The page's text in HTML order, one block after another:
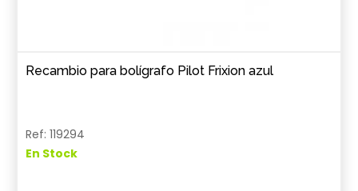
Recambio para bolígrafo Pilot Frixion azul
Ref: 119294
En Stock